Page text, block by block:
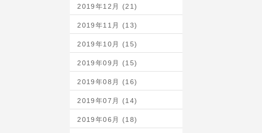
2019年12月 (21)
2019年11月 (13)
2019年10月 (15)
2019年09月 (15)
2019年08月 (16)
2019年07月 (14)
2019年06月 (18)